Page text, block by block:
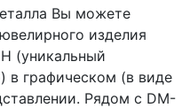
Вы можете
изделия
(уникальный
в графическом (в виде
Рядом с DM-